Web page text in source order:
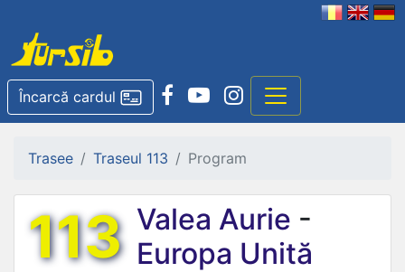
Încarcă cardul
Trasee Traseul 113 Program
113 Valea Aurie -
Europa Unită